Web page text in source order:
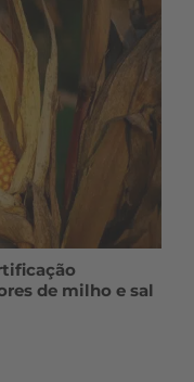
de milho e sal